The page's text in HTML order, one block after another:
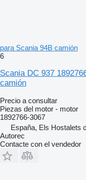
para Scania 94B camión
6
Scania DC 937
camión
Precio a consultar
Piezas del motor - motor
1892766-3067
España, Els Hostalets
Autorec
Contacte con el vendedor